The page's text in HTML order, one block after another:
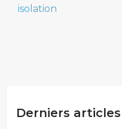
isolation
Derniers articles